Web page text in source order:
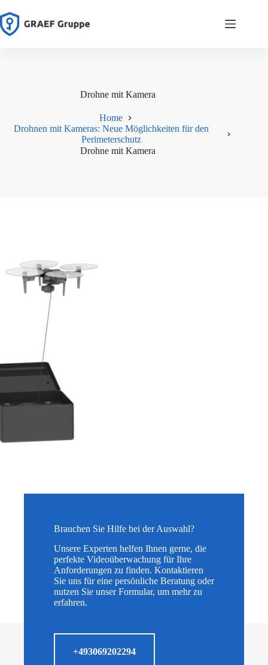
Inhalt
springen
Drohne mit Kamera
Home
Drohnen mit Kameras: Neue Möglichkeiten für den
Perimeterschutz
Drohne mit Kamera
Brauchen Sie Hilfe bei der Auswahl?
Unsere Experten helfen Ihnen gerne, die
perfekte Videoüberwachung für Ihre
Anforderungen zu finden. Kontaktieren
Sie uns für eine persönliche Beratung oder
nutzen Sie unser Formular, um mehr zu
erfahren.
+493069202294